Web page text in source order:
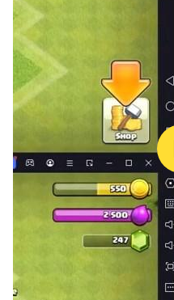
獨特音畫，沉浸體驗
《絕區零》有著別具一格
色們細緻入微的表情和連
詼諧幽默的劇情之中，展
登場都要配備專屬的背景
旅，也將有精心打造的音
各方勢力，錯綜複雜
「Random Play」不能沒
「代理人」。在新艾利都
房門，但不要被可愛純良
的大塊頭，更不要嫌棄會
聊，走進他們的花樣人生，
漫漫，彼此的攙扶能讓我們